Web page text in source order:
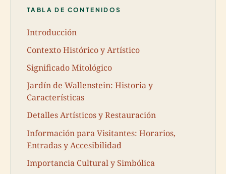
TABLA DE CONTENIDOS
Introducción
Contexto Histórico y Artístico
Significado Mitológico
Jardín de Wallenstein: Historia y
Características
Detalles Artísticos y Restauración
Información para Visitantes: Horarios,
Entradas y Accesibilidad
Importancia Cultural y Simbólica